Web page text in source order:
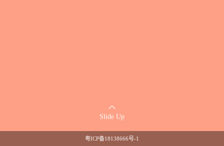
Slide Up
粤ICP备18138666号-1